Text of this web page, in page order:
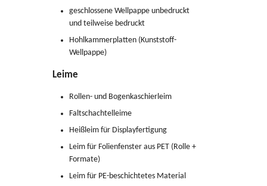
geschlossene Wellpappe unbedruckt
und teilweise bedruckt
Hohlkammerplatten (Kunststoff-
Wellpappe)
Leime
Rollen- und Bogenkaschierleim
Faltschachtelleime
Heißleim für Displayfertigung
Leim für Folienfenster aus PET (Rolle +
Formate)
Leim für PE-beschichtetes Material